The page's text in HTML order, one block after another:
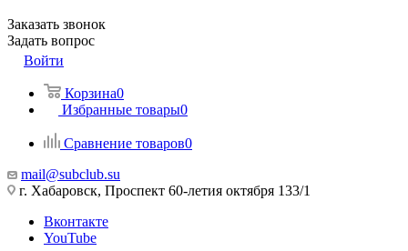
Заказать звонок
Задать вопрос
Войти
Корзина0
Избранные товары0
Сравнение товаров0
mail@subclub.su
г. Хабаровск, Проспект 60-летия октября 133/1
Вконтакте
YouTube